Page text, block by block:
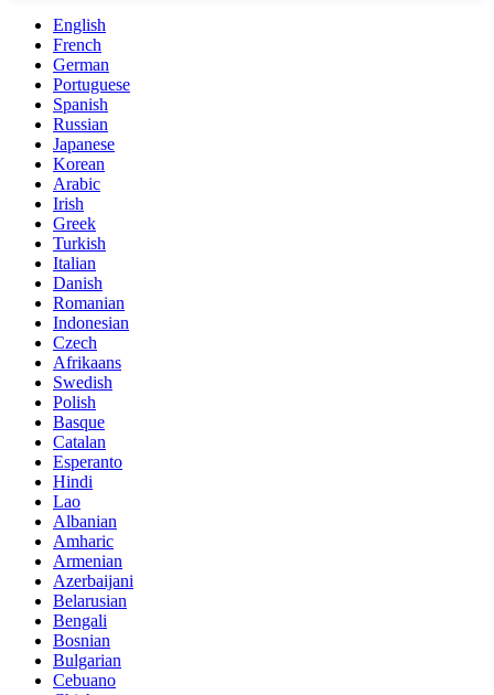
English
French
German
Portuguese
Spanish
Russian
Japanese
Korean
Arabic
Irish
Greek
Turkish
Italian
Danish
Romanian
Indonesian
Czech
Afrikaans
Swedish
Polish
Basque
Catalan
Esperanto
Hindi
Lao
Albanian
Amharic
Armenian
Azerbaijani
Belarusian
Bengali
Bosnian
Bulgarian
Cebuano